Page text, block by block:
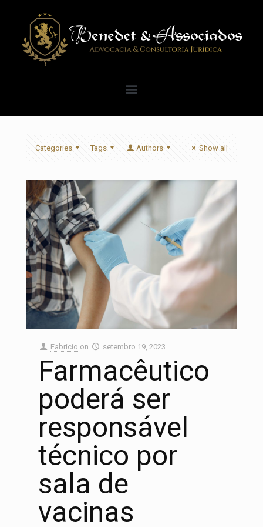
Categories Tags Authors Show all
Fabricio on setembro 19, 2023
Farmacêutico
poderá ser
responsável
técnico por
sala de
vacinas